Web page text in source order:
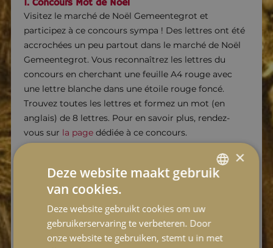
1. Concours Mot de Noël
Visitez le marché de Noël Gemeentegrot et
participez à ce concours sympa ! Des lettres ont été
accrochées un peu partout dans le marché de Noël
Gemeentegrot. Vous reconnaîtrez les lettres du
concours en cherchant une feuille A4 rouge avec
une lettre blanche dans une étoile rouge foncé.
Trouvez toutes les lettres et formez un mot (en
anglais) de 8 lettres. Pour en savoir plus, rendez-
vous sur la pagedédiée à ce concours.
2. Jeu-concours chasse au trésor du lutin de Noël
Visitez le marché de Noël Gemeentegrot et
participez à ce jeu-concours amusant ! Notre lutin
de Noël s'est caché dans tout le marché de Noël
Gemeentegrot. Comptez toutes les plaques dorées
avec notre lutin de Noël, inscrivez votre réponse sur
la feuille de réponse, déposez-la dans notre bureau
×
Deze website maakt gebruik
van cookies.
Deze website gebruikt cookies om uw
gebruikerservaring te verbeteren. Door
onze website te gebruiken, stemt u in met